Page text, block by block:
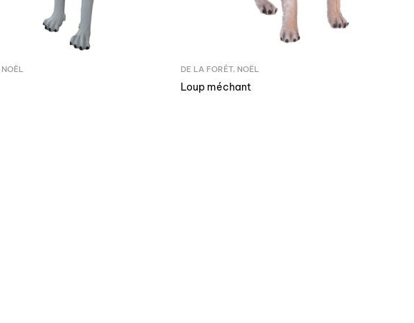
NOËL DE LA FORÊT, NOËL
Loup méchant